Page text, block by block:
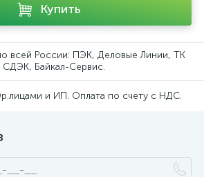
Купить
всей России: ПЭК, Деловые Линии, ТК
СДЭК, Байкал-Сервис.
и ИП. Оплата по счету с НДС.